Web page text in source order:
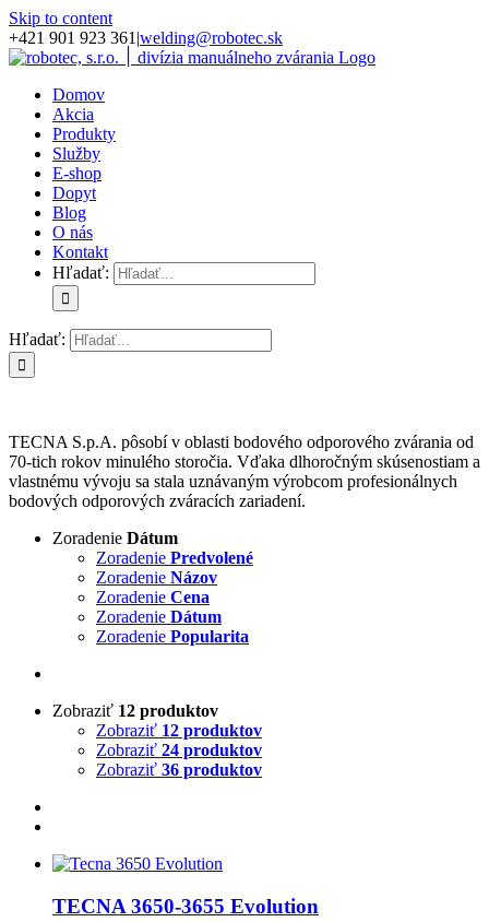
Skip to content
+421 901 923 361 |welding@robotec.sk
Domov
Akcia
Produkty
Služby
E-shop
Dopyt
Blog
O nás
Kontakt
Hľadať:
Hľadať:
TECNA S.p.A. pôsobí v oblasti bodového odporového zvárania od
70-tich rokov minulého storočia. Vďaka dlhoročným skúsenostiam a
vlastnému vývoju sa stala uznávaným výrobcom profesionálnych
bodových odporových zváracích zariadení.
Zoradenie Dátum
Zoradenie Predvolené
Zoradenie Názov
Zoradenie Cena
Zoradenie Dátum
Zoradenie Popularita
Zobraziť 12 produktov
Zobraziť 12 produktov
Zobraziť 24 produktov
Zobraziť 36 produktov
TECNA 3650-3655 Evolution